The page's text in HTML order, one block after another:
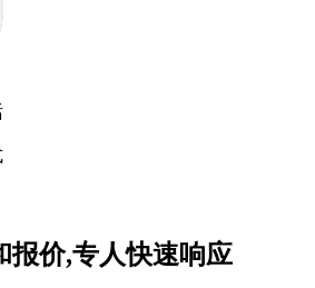
报价,专人快速响应